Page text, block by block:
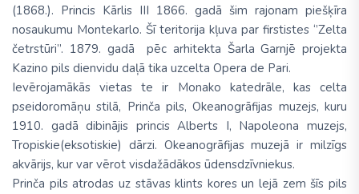
(1868.). Princis Kārlis III 1866. gadā šim rajonam piešķīra
nosaukumu Montekarlo. Šī teritorija kļuva par firstistes ‘’Zelta
četrstūri’’. 1879. gadā pēc arhitekta Šarla Garnjē projekta
Kazino pils dienvidu daļā tika uzcelta Opera de Pari.
Ievērojamākās vietas te ir Monako katedrāle, kas celta
pseidoromāņu stilā, Prinča pils, Okeanogrāfijas muzejs, kuru
1910. gadā dibinājis princis Alberts I, Napoleona muzejs,
Tropiskie(eksotiskie) dārzi. Okeanogrāfijas muzejā ir milzīgs
akvārijs, kur var vērot visdažādākos ūdensdzīvniekus.
Prinča pils atrodas uz stāvas klints kores un lejā zem šīs pils